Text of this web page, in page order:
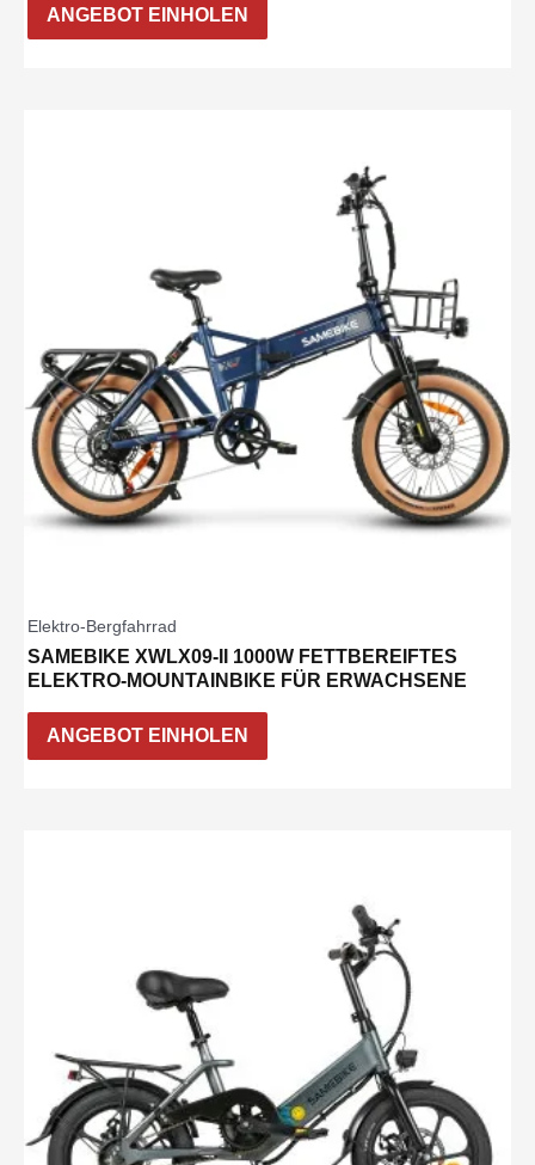
ANGEBOT EINHOLEN
Elektro-Bergfahrrad
SAMEBIKE XWLX09-II 1000W FETTBEREIFTES
ELEKTRO-MOUNTAINBIKE FÜR ERWACHSENE
ANGEBOT EINHOLEN